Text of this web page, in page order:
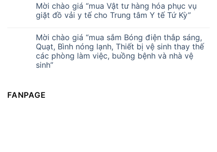
Mời chào giá “mua Vật tư hàng hóa phục vụ
giặt đồ vải y tế cho Trung tâm Y tế Tứ Kỳ”
Mời chào giá “mua sắm Bóng điện thắp sáng,
Quạt, Bình nóng lạnh, Thiết bị vệ sinh thay thế
các phòng làm việc, buồng bệnh và nhà vệ
sinh”
FANPAGE